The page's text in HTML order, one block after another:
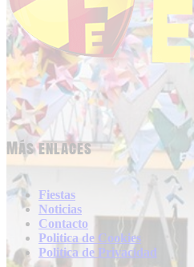
Más enlaces
Fiestas
Noticias
Contacto
Politica de Cookies
Politica de Privacidad